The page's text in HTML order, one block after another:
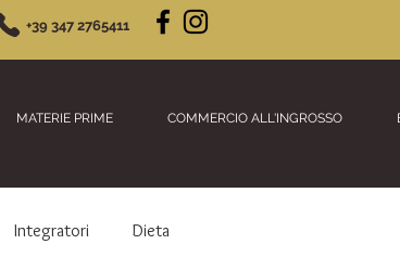
MATERIE PRIME COMMERCIO ALL'INGROSSO
+39 347 2765411
Integratori Dieta